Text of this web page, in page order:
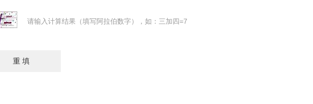
请输入计算结果（填写阿拉伯数字），如：三加四=7